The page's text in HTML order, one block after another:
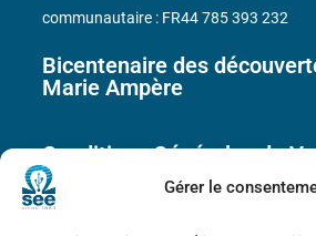
Gérer le
Bicentenaire des
Marie Ampère
Conditions Générales de
communautaire : FR44 785 393 232